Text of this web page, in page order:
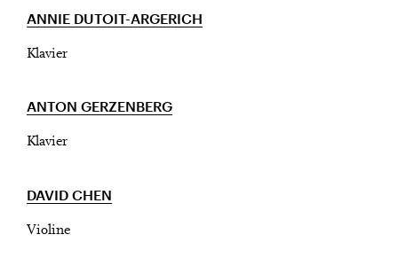
GROSSES KLAVIERKONZERT II – FELIX
ANNIE DUTOIT-ARGERICH
Klavier
ANTON GERZENBERG
Klavier
DAVID CHEN
Violine